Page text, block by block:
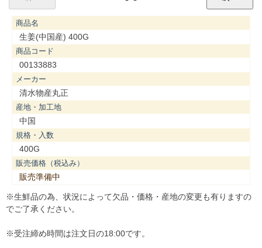
商品名
生姜(中国産) 400G
商品コード
00133883
メーカー
清水物産丸正
産地・加工地
中国
規格・入数
400G
販売価格（税込み）
販売準備中
※生鮮品の為、状況によって欠品・価格・産地の変更も有りますの
でご了承ください。
※受注締め時間は注文日の18:00です。